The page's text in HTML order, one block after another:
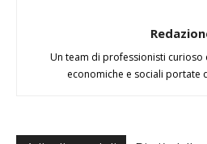
Un team di professionisti curioso
economiche e sociali portate